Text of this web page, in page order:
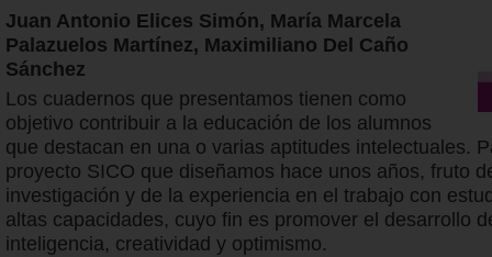
Juan Antonio Elices Simón, María Marcela
Palazuelos Martínez, Maximiliano Del Caño
Sánchez
Los cuadernos que presentamos tienen como
objetivo contribuir a la educación de los alumnos
que destacan en una o varias aptitudes intelectuales.
proyecto SICO que diseñamos hace unos años, fruto
investigación y de la experiencia en el trabajo con
altas capacidades, cuyo fin es promover el desarrollo
inteligencia, creatividad y optimismo.